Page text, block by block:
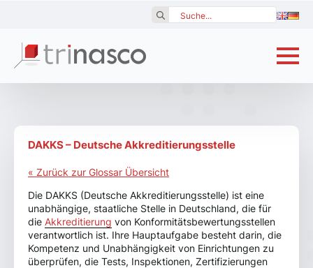
Search
DAKKS – Deutsche Akkreditierungsstelle
« Zurück zur Glossar Übersicht
Die DAKKS (Deutsche Akkreditierungsstelle) ist eine
unabhängige, staatliche Stelle in Deutschland, die für
die Akkreditierung von Konformitätsbewertungsstellen
verantwortlich ist. Ihre Hauptaufgabe besteht darin, die
Kompetenz und Unabhängigkeit von Einrichtungen zu
überprüfen, die Tests, Inspektionen, Zertifizierungen